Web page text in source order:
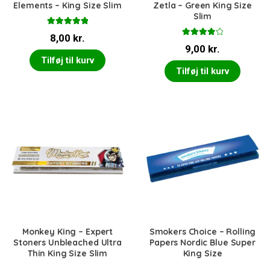
Elements – King Size Slim
5.00ud af 5
8,00 kr.
Tilføj til kurv
Zetla – Green King Size
Slim
4.00ud
af 5
9,00 kr.
Tilføj til kurv
Monkey King – Expert
Stoners Unbleached Ultra
Thin King Size Slim
Smokers Choice – Rolling
Papers Nordic Blue Super
King Size